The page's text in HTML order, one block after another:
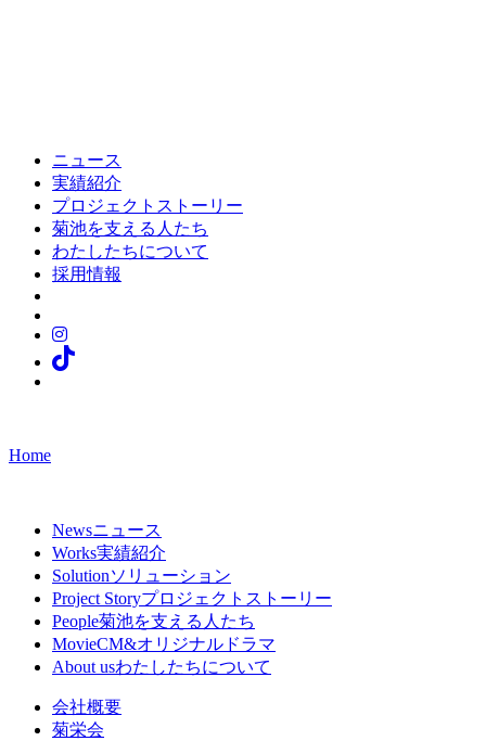
ニュース
実績紹介
プロジェクトストーリー
菊池を支える人たち
わたしたちについて
採用情報
Home
Newsニュース
Works実績紹介
Solutionソリューション
Project Storyプロジェクトストーリー
People菊池を支える人たち
MovieCM&オリジナルドラマ
About usわたしたちについて
会社概要
菊栄会